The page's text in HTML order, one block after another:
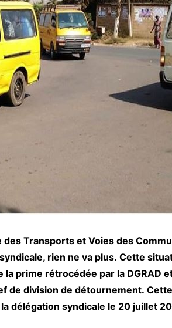
Transports et Voies des
rien ne va plus. Cette
la prime rétrocédée par la DGRAD
de division de détournement.
délégation syndicale le 20 juillet